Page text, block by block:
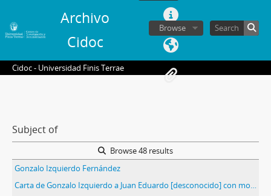
Archivo
Cidoc
Browse
Cidoc - Universidad Finis Terrae
Subject of
Browse 48 results
Gonzalo Izquierdo Fernández
Carta de Gonzalo Izquierdo a Juan Eduardo [desconocido] con motivo de la organización en torno a un Departamento [desconocido] vinculado a un análisis de la situación social, histórica y política en Chile